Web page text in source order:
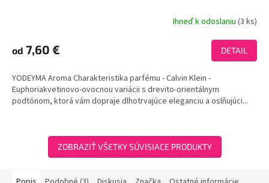
produktu
je
z
5
hviezdičiek.
Ihneď k odoslaniu(3 ks)
od 7,60 € DETAIL
YODEYMA Aroma Charakteristika parfému - Calvin Klein -
Euphoriakvetinovo-ovocnou variácii s drevito-orientálnym
podtónom, ktorá vám dopraje dlhotrvajúce eleganciu a oslňujúci...
ZOBRAZIŤ VŠETKY SÚVISIACE PRODUKTY